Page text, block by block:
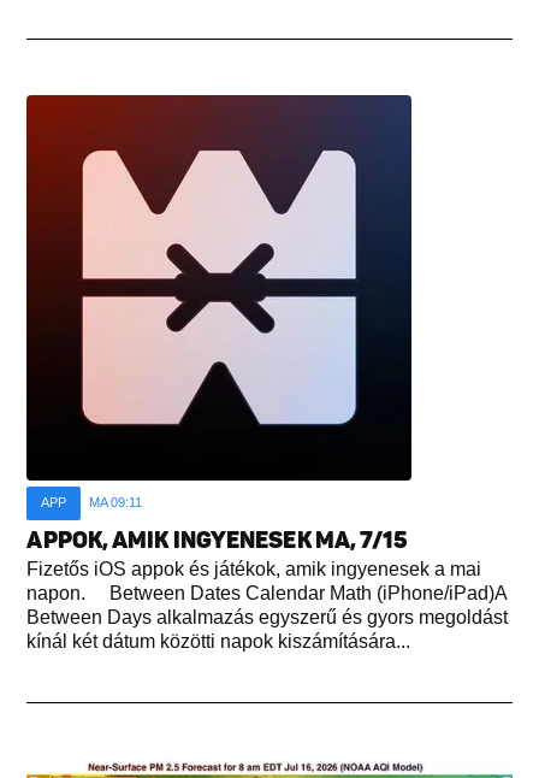
APP MA 09:11
APPOK, AMIK INGYENESEK MA, 7/15
Fizetős iOS appok és játékok, amik ingyenesek a mai
napon. Between Dates Calendar Math (iPhone/iPad)A
Between Days alkalmazás egyszerű és gyors megoldást
kínál két dátum közötti napok kiszámítására...